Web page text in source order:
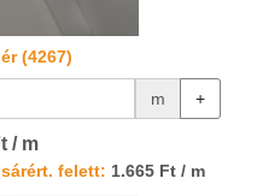
(4267)
m +
/ m
felett: 1.665 Ft / m